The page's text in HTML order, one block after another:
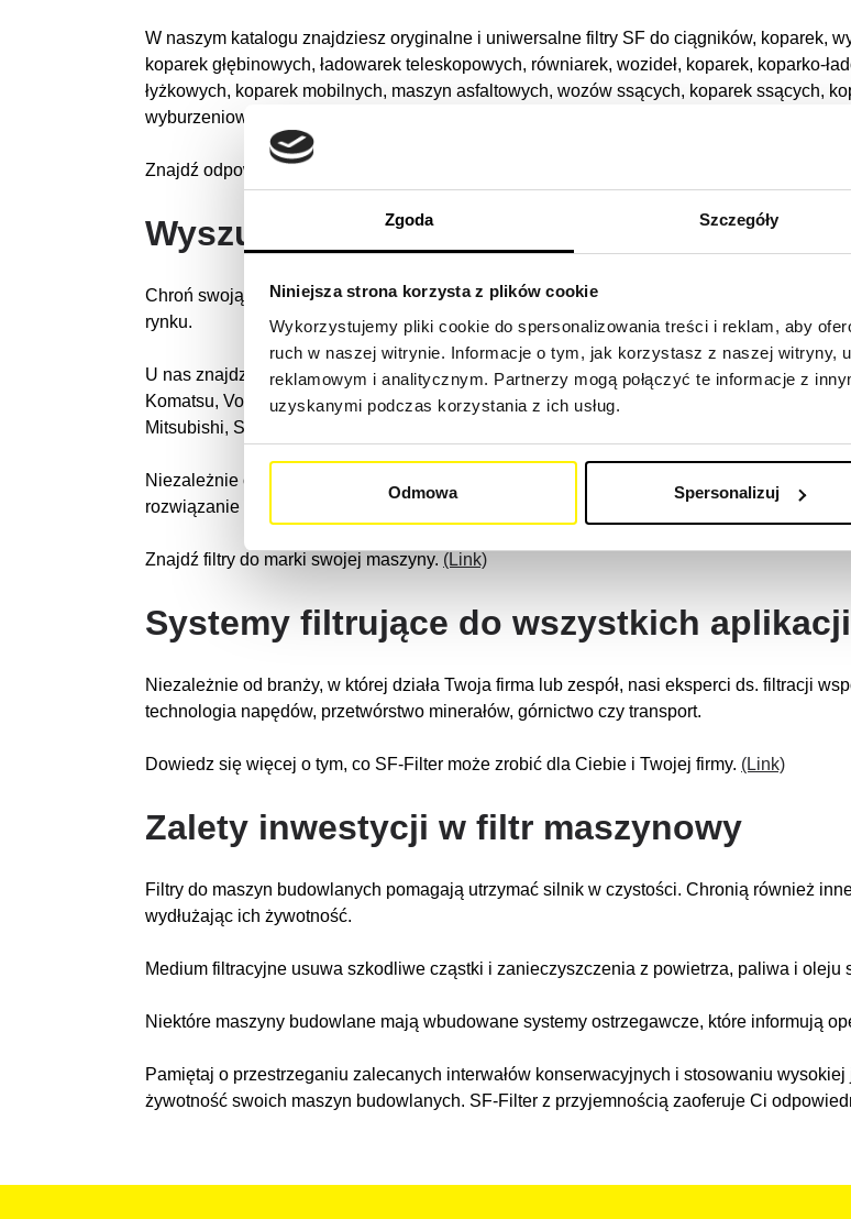
Zgoda Szczegóły
Niniejsza strona korzysta z plików cookie
Wykorzystujemy pliki cookie do spersonalizowania treści i reklam, aby
ruch w naszej witrynie. Informacje o tym, jak korzystasz z naszej witryny,
reklamowym i analitycznym. Partnerzy mogą połączyć te informacje z
uzyskanymi podczas korzystania z ich usług.
Odmowa Spersonalizuj
W naszym katalogu znajdziesz oryginalne i uniwersalne filtry SF do ciągników, koparek,
koparek głębinowych, ładowarek teleskopowych, równiarek, wozideł, koparek, koparko-
łyżkowych, koparek mobilnych, maszyn asfaltowych, wozów ssących, koparek ssących,
wyburzeniowych.
Znajdź odpowiedni typ maszyny budowlanej w naszej porównywarce filtrów.
Wyszukaj markę maszyny budowlanej
Chroń swoją maszynę budowlaną skutecznie – dzięki naszemu wysokiej jakości
rynku.
U nas znajdziesz elementy filtracyjne do wszystkich marek maszyn budowlanych.
Komatsu, Volvo Construction Equipment, Hitachi Construction Machinery, Liebherr, JCB,
Mitsubishi, Samsung, Yamaha, Dieci, Astra czy Panda.
Niezależnie od tego, czy potrzebujesz oryginalnego filtra producenta, czy uniwersalnego
rozwiązanie dla Ciebie!
Znajdź filtry do marki swojej maszyny. (Link)
Systemy filtrujące do wszystkich aplikacji
Niezależnie od branży, w której działa Twoja firma lub zespół, nasi eksperci ds. filtracji
technologia napędów, przetwórstwo minerałów, górnictwo czy transport.
Dowiedz się więcej o tym, co SF-Filter może zrobić dla Ciebie i Twojej firmy. (Link)
Zalety inwestycji w filtr maszynowy
Filtry do maszyn budowlanych pomagają utrzymać silnik w czystości. Chronią również
wydłużając ich żywotność.
Medium filtracyjne usuwa szkodliwe cząstki i zanieczyszczenia z powietrza, paliwa i
Niektóre maszyny budowlane mają wbudowane systemy ostrzegawcze, które informują
Pamiętaj o przestrzeganiu zalecanych interwałów konserwacyjnych i stosowaniu
żywotność swoich maszyn budowlanych. SF-Filter z przyjemnością zaoferuje Ci